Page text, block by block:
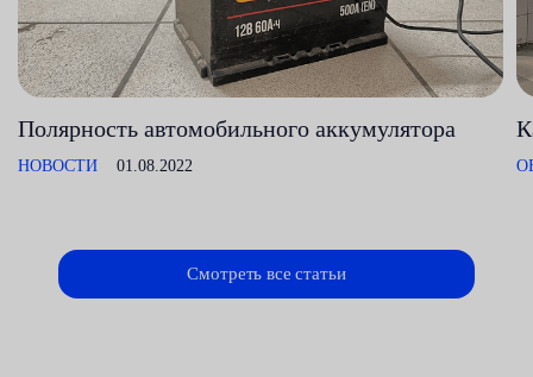
Полярность автомобильного аккумулятора
НОВОСТИ 01.08.2022
Смотреть все статьи